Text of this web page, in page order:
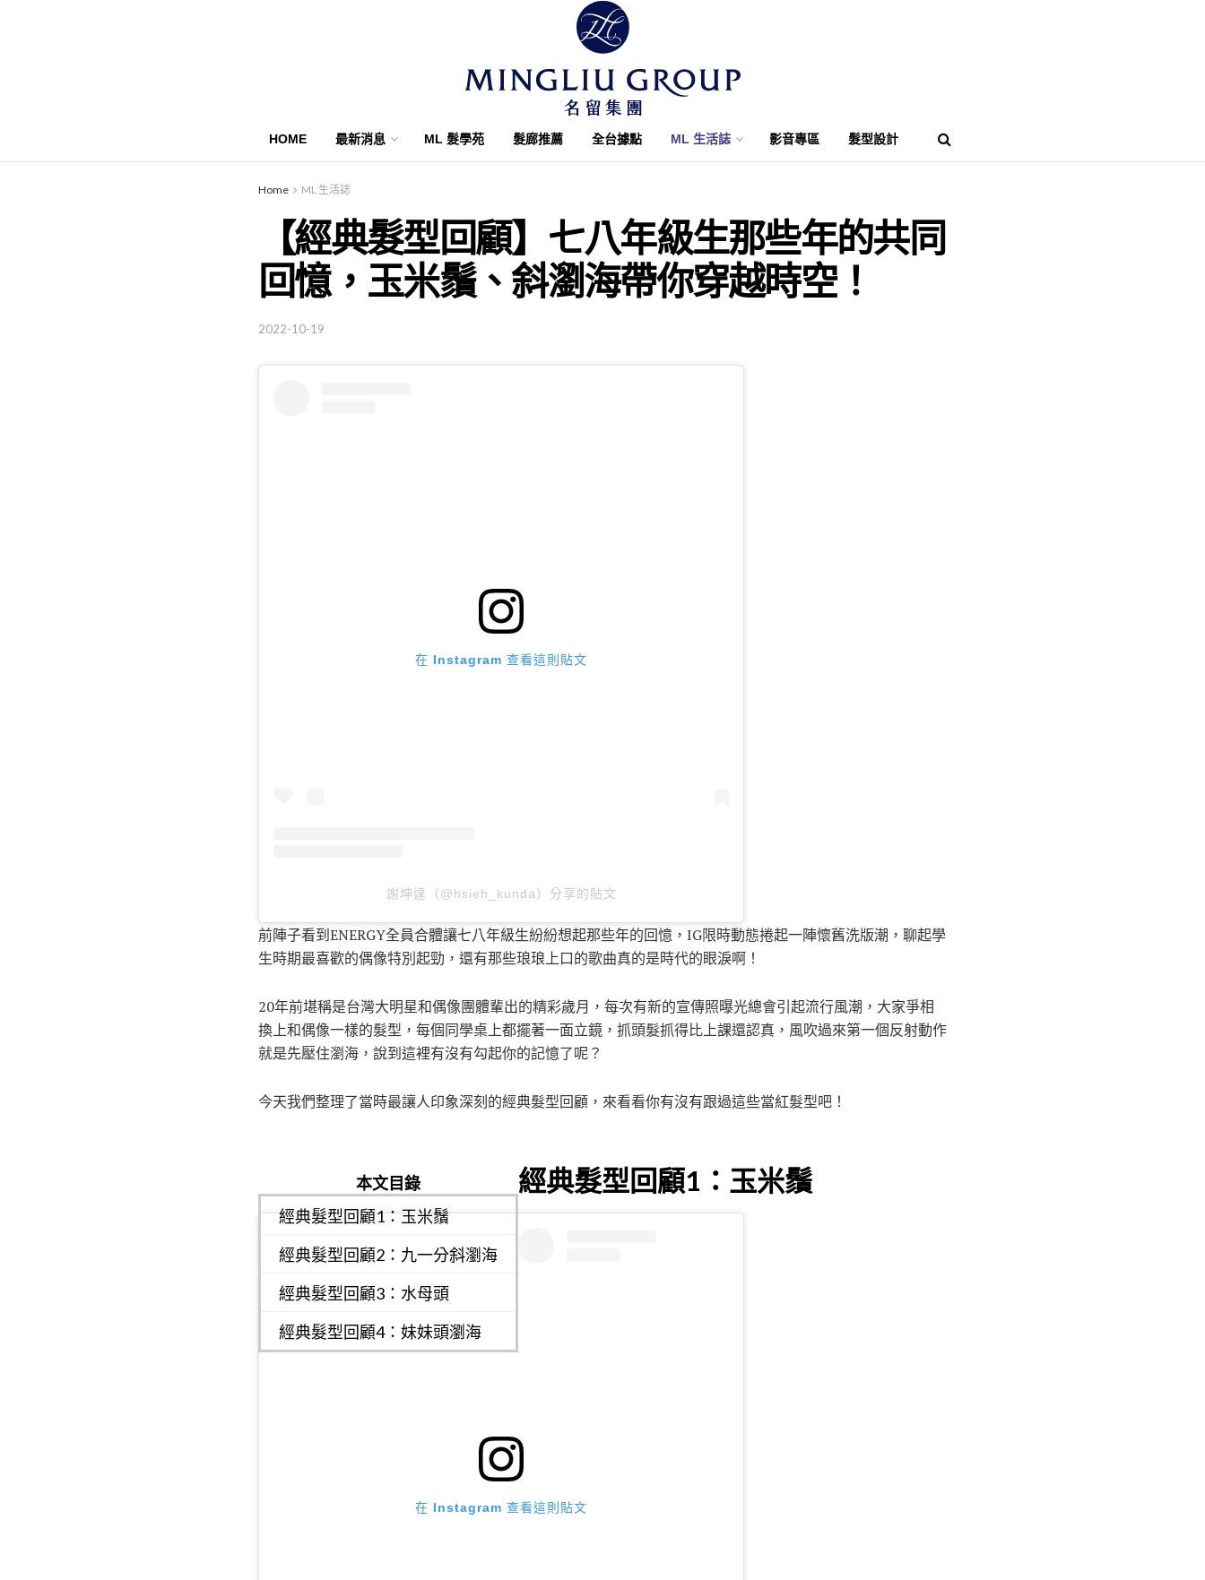
HOME 最新消息 ML 髮學苑 髮廊推薦 全台據點 ML 生活誌 影音專區 髮型設計
Home ML 生活誌
【經典髮型回顧】七八年級生那些年的共同
回憶，玉米鬚、斜瀏海帶你穿越時空！
2022-10-19
在 Instagram 查看這則貼文
謝坤達（@hsieh_kunda）分享的貼文
前陣子看到ENERGY全員合體讓七八年級生紛紛想起那些年的回憶，IG限時動態捲起一陣懷舊洗版潮，聊起學
生時期最喜歡的偶像特別起勁，還有那些琅琅上口的歌曲真的是時代的眼淚啊！
20年前堪稱是台灣大明星和偶像團體輩出的精彩歲月，每次有新的宣傳照曝光總會引起流行風潮，大家爭相
換上和偶像一樣的髮型，每個同學桌上都擺著一面立鏡，抓頭髮抓得比上課還認真，風吹過來第一個反射動作
就是先壓住瀏海，說到這裡有沒有勾起你的記憶了呢？
今天我們整理了當時最讓人印象深刻的經典髮型回顧，來看看你有沒有跟過這些當紅髮型吧！
本文目錄
經典髮型回顧1：玉米鬚
經典髮型回顧2：九一分斜瀏海
經典髮型回顧3：水母頭
經典髮型回顧4：妹妹頭瀏海
經典髮型回顧1：玉米鬚
在 Instagram 查看這則貼文